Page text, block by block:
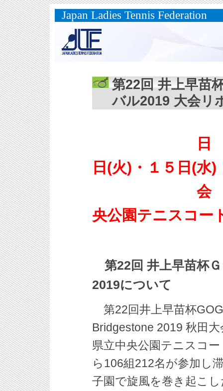
Japan Ladies Tennis Federation
第22回 井上早苗
バル2019 大会リ
日 程：２
日(火)・１５日(水)
会 場：秋
央公園テニスコー
第22回 井上早苗杯
2019について
第22回井上早苗杯
Bridgestone 2019 秋田
県立中央公園テニスコ
ら106組212名が参加し
子園で旋風を巻き起こ